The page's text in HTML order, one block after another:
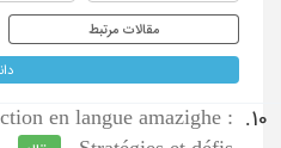
مقالات مرتبط
10.
en langue amazighe :